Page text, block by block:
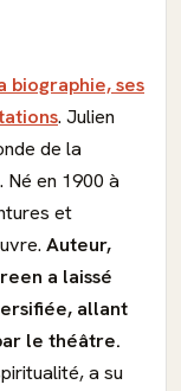
biographie, ses
. Julien
de la
en 1900 à
et
Auteur,
a laissé
allant
le théâtre.
a su